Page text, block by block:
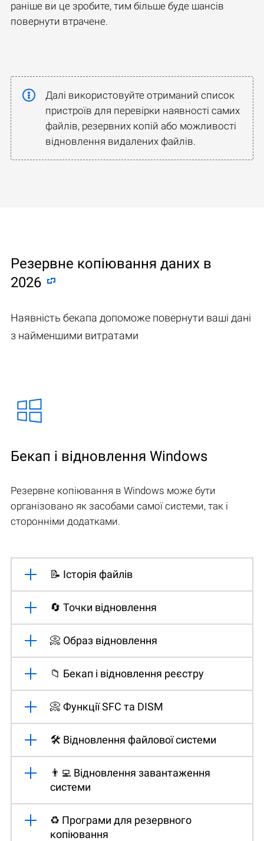
раніше ви це зробите, тим більше буде шансів
повернути втрачене.
Далі використовуйте отриманий список
пристроїв для перевірки наявності самих
файлів, резервних копій або можливості
відновлення видалених файлів.
Резервне копіювання даних в
2026
Наявність бекапа допоможе повернути ваші дані
з найменшими витратами
Бекап і відновлення Windows
Резервне копіювання в Windows може бути
організовано як засобами самої системи, так і
сторонніми додатками.
📝 Історія файлів
🔄 Точки відновлення
📀 Образ відновлення
📁 Бекап і відновлення реєстру
📀 Функції SFC та DISM
🛠️ Відновлення файлової системи
👨‍💻 Відновлення завантаження
системи
♻️ Програми для резервного
копіювання